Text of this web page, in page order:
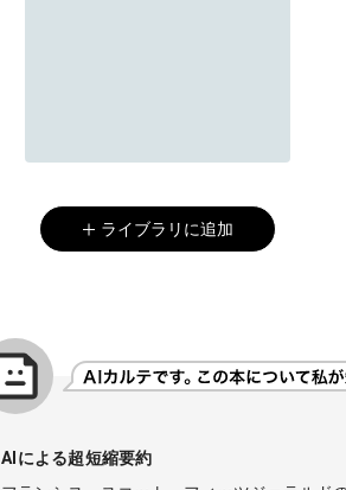
ライブラリに追加
AIによる超短縮要約